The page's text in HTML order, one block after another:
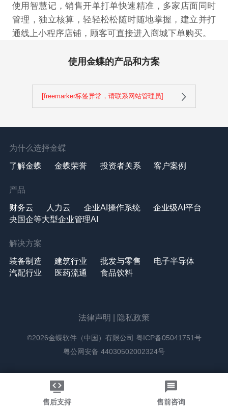
售后支持 售前咨询
使用智慧记，销售开单打单快速精准，多家店面同时
管理，独立核算，轻轻松松随时随地掌握，建立并打
通线上小程序店铺，顾客可直接进入商城下单购买。
使用金蝶的产品和方案
[freemarker标签异常，请联系网站管理员]
为什么选择金蝶
了解金蝶 金蝶荣誉 投资者关系 客户案例
产品
财务云 人力云 企业AI操作系统
企业级AI平台
央国企等大型企业管理AI
解决方案
装备制造 建筑行业 批发与零售
电子半导体
汽配行业
医药流通 食品饮料
法律声明 隐私政策
©2026金蝶软件（中国）有限公司 粤ICP备05041751号
粤公网安备 44030502002324号